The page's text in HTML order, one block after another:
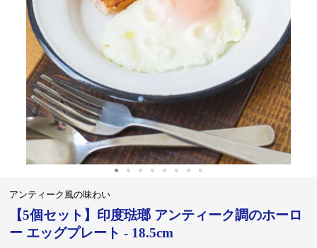
アンティーク風の味わい
【5個セット】印度琺瑯 アンティーク調のホーロ
ー エッグプレート - 18.5cm